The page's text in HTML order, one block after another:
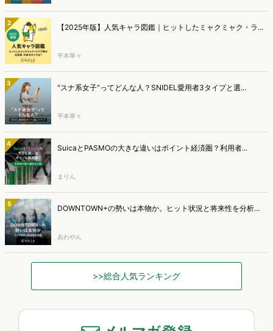
2 【2025年版】人気キャラ図鑑｜ヒットしたミャクミャク・ラ...
平本寧々
3 "スナ系女子"ってどんな人？SNIDEL愛用者3タイプと選...
平本寧々
4 SuicaとPASMOの大きな違いはポイント経済圏？利用者...
まりん
5 DOWNTOWN+の勢いは本物か。ヒット状況と将来性を分析...
あわやん
>>総合人気ランキング